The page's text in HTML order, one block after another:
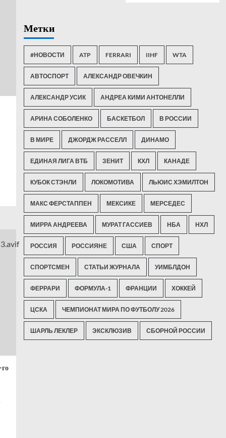
Метки
#НОВОСТИ ATP FERRARI IIHF WTA
АВТОСПОРТ АЛЕКСАНДР ОВЕЧКИН
АЛЕКСАНДР УСИК АНДРЕА КИМИ АНТОНЕЛЛИ
АРИНА СОБОЛЕНКО БАСКЕТБОЛ В РОССИИ
В МИРЕ ДЖОРДЖ РАССЕЛЛ ДИНАМО
ЕДИНАЯ ЛИГА ВТБ ЗЕНИТ КХЛ КАНАДЕ
КУБОК СТЭНЛИ ЛОКОМОТИВА ЛЬЮИС ХЭМИЛТОН
МАКС ФЕРСТАППЕН МЕКСИКЕ МЕРСЕДЕС
МИРРА АНДРЕЕВА МУРАТ ГАССИЕВ НБА НХЛ
РОССИЯ РОССИЯНЕ США СПОРТ
СПОРТСМЕН СТАТЬИ ЖУРНАЛА УИМБЛДОН
ФЕРРАРИ ФОРМУЛА-1 ФРАНЦИИ ХОККЕЙ
ЦСКА ЧЕМПИОНАТ МИРА ПО ФУТБОЛУ 2026
ШАРЛЬ ЛЕКЛЕР ЭКСКЛЮЗИВ СБОРНОЙ РОССИИ